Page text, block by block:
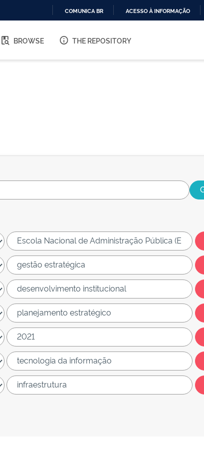
O
COMUNICA BR ACESSO À INFORMAÇÃO
BROWSE THE REPOSITORY